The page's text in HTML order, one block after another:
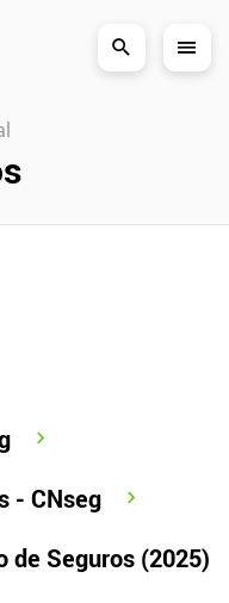
- CNseg
de Seguros (2025)